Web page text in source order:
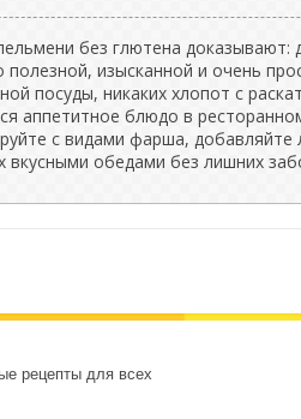
без глютена
изысканной и очень
посуды, никаких хлопот с
аппетитное блюдо в
с видами фарша,
вкусными обедами без лишних
рецепты для всех